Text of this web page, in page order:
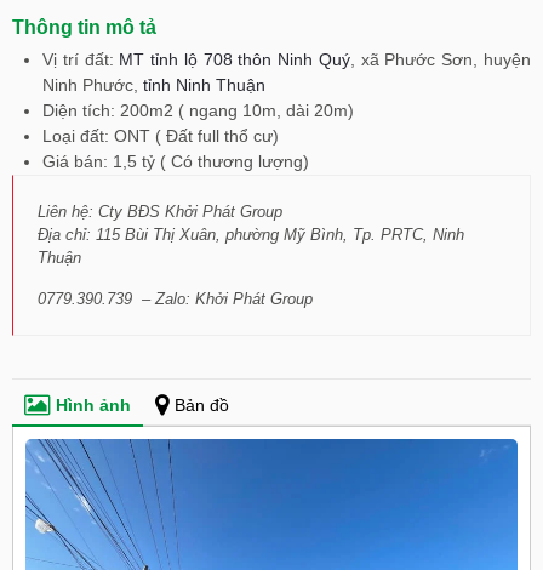
Thông tin mô tả
Vị trí đất: MT tỉnh lộ 708 thôn Ninh Quý, xã Phước Sơn, huyện
Ninh Phước, tỉnh Ninh Thuận
Diện tích: 200m2 ( ngang 10m, dài 20m)
Loại đất: ONT ( Đất full thổ cư)
Giá bán: 1,5 tỷ ( Có thương lượng)
Liên hệ: Cty BĐS Khởi Phát Group
Địa chỉ: 115 Bùi Thị Xuân, phường Mỹ Bình, Tp. PRTC, Ninh
Thuận
0779.390.739 – Zalo: Khởi Phát Group
Hình ảnh Bản đồ